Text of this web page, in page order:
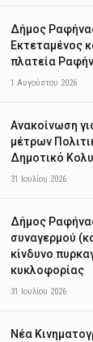
Δήμος
Εκτεταμένος
πλατεία
1 Αυγούστου 2026
Ανακοίνωση
μέτρων
Δημοτικό
31 Ιουλίου 2026
Δήμος
συναγερμού
κίνδυνο
κυκλοφορίας
31 Ιουλίου 2026
Νέα